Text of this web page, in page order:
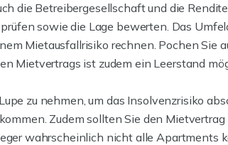
die Betreibergesellschaft und die
sowie die Lage bewerten. Das
Mietausfallrisiko rechnen. Pochen Sie
Mietvertrags ist zudem ein Leerstand
zu nehmen, um das Insolvenzrisiko
Zudem sollten Sie den
wahrscheinlich nicht alle Apartments